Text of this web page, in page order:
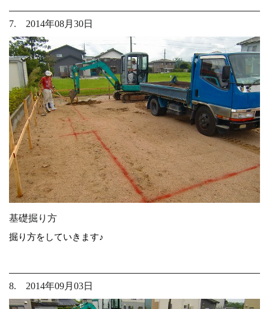
7. 2014年08月30日
基礎掘り方
掘り方をしていきます♪
8. 2014年09月03日